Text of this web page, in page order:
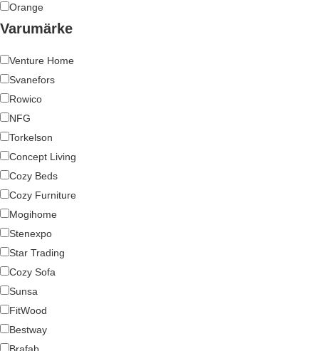
Orange
Varumärke
Venture Home
Svanefors
Rowico
NFG
Torkelson
Concept Living
Cozy Beds
Cozy Furniture
Mogihome
Stenexpo
Star Trading
Cozy Sofa
Sunsa
FitWood
Bestway
Brafab